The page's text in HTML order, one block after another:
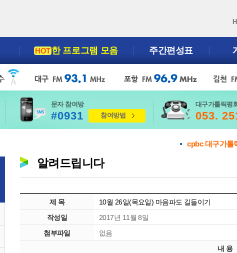
HOT한 프로그램 모음 주간편성표
문자 참여방
#0931 참여방법
대구가톨릭평
053.
cpbc 대구가톨
알려드립니다
제 목
10월 26일(목요일) 마음파도 길들이기
작성일
2017년 11월 8일
첨부파일
없음
내 용